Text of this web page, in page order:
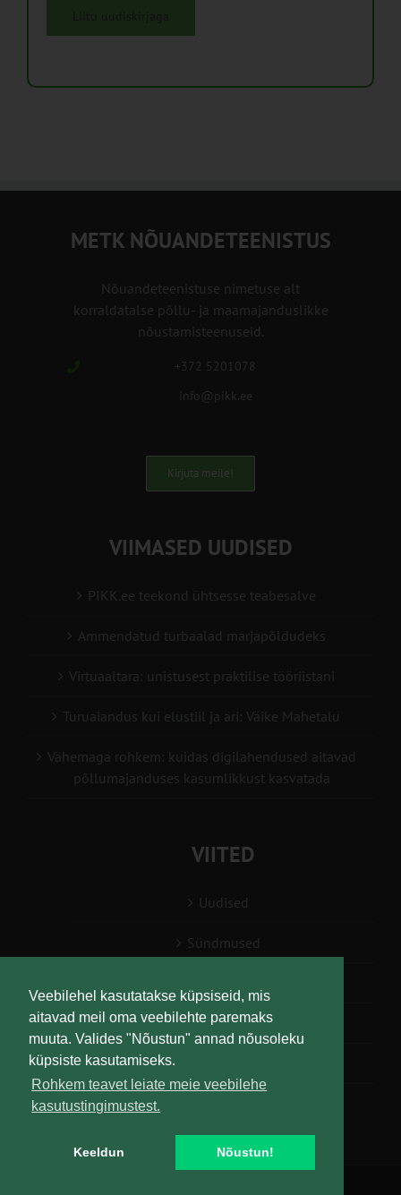
Veebilehel kasutatakse küpsiseid, mis
aitavad meil oma veebilehte paremaks
muuta. Valides "Nõustun" annad nõusoleku
küpsiste kasutamiseks.
Rohkem teavet leiate meie veebilehe
kasutustingimustest.
Keeldun Nõustun!
METK NÕUANDETEENISTUS
Nõuandeteenistuse nimetuse alt
korraldatalse põllu- ja maamajanduslikke
nõustamisteenuseid.
+372 5201078
info@pikk.ee
Kirjuta meile!
VIIMASED UUDISED
PIKK.ee teekond ühtsesse teabesalve
Ammendatud turbaalad marjapõldudeks
Virtuaaltara: unistusest praktilise tööriistani
Turuaiandus kui elustiil ja äri: Väike Mahetalu
Vähemaga rohkem: kuidas digilahendused aitavad
põllumajanduses kasumlikkust kasvatada
VIITED
Uudised
Sündmused
Teabesalv
Liitu uudiskirjaga